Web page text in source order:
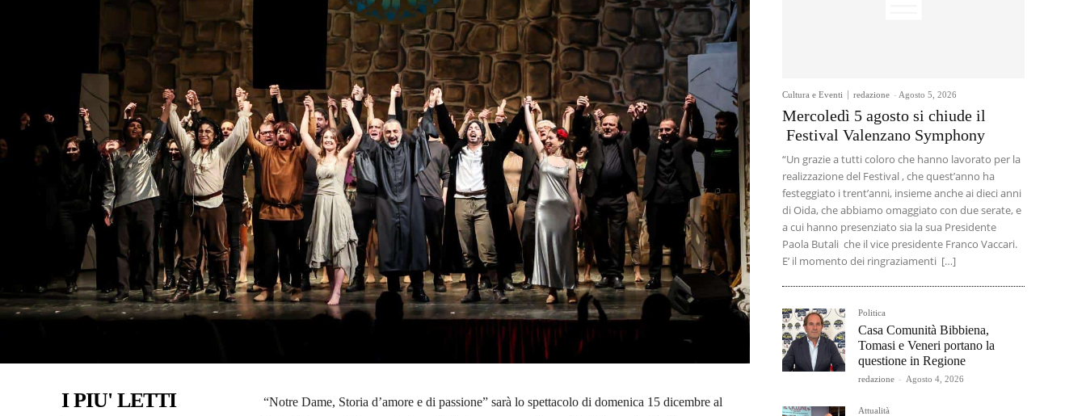
I PIU' LETTI
“Notre Dame, Storia d’amore e di passione” sarà lo spettacolo di domenica 15 dicembre al
Cultura e Eventi redazione - Agosto 5, 2026
Mercoledì 5 agosto si chiude il
Festival Valenzano Symphony
“Un grazie a tutti coloro che hanno lavorato per la
realizzazione del Festival , che quest’anno ha
festeggiato i trent’anni, insieme anche ai dieci anni
di Oida, che abbiamo omaggiato con due serate, e
a cui hanno presenziato sia la sua Presidente
Paola Butali che il vice presidente Franco Vaccari.
E’ il momento dei ringraziamenti […]
Politica
Casa Comunità Bibbiena,
Tomasi e Veneri portano la
questione in Regione
redazione - Agosto 4, 2026
Attualità